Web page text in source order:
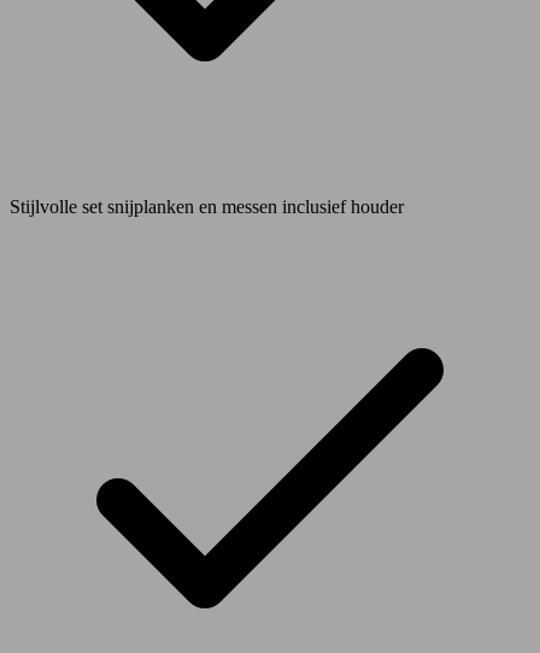
Stijlvolle set snijplanken en messen inclusief houder